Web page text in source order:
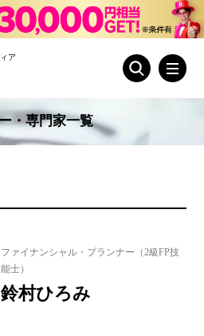
ア
・専門家一覧
ファイナンシャル・プランナー（2級FP技
能士）
鈴村ひろみ